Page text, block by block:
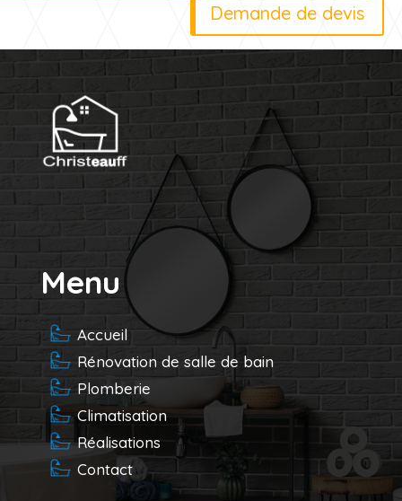
Demande de devis
Recherches fréquentes
Menu
Accueil
Rénovation de salle de bain
Plomberie
Climatisation
Réalisations
Contact